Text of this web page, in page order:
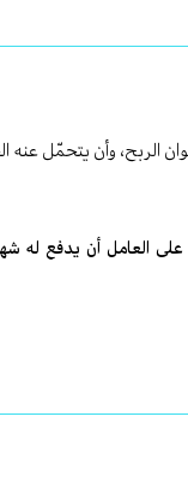
الربح، وأن يتحمّل
على العامل أن يدفع